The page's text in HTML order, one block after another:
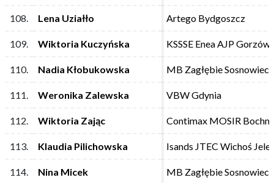
108. Lena Uziałło Artego Bydgoszcz
109. Wiktoria Kuczyńska KSSSE Enea AJP
110. Nadia Kłobukowska MB Zagłębie Sosnowiec
111. Weronika Zalewska VBW Gdynia
112. Wiktoria Zając Contimax MOSIR
113. Klaudia Pilichowska Isands JTEC Wichoś
114. Nina Micek MB Zagłębie Sosnowiec
108. Lena Uziałło Artego Bydgoszcz
109. Wiktoria Kuczyńska KSSSE Enea AJP
110. Nadia Kłobukowska MB Zagłębie Sosnowiec
111. Weronika Zalewska VBW Gdynia
112. Wiktoria Zając Contimax MOSIR
113. Klaudia Pilichowska Isands JTEC Wichoś
114. Nina Micek MB Zagłębie Sosnowiec